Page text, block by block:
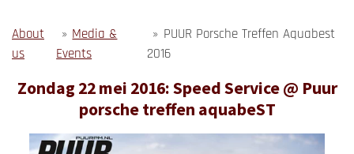
About
us
» Media &
Events
» PUUR Porsche Treffen Aquabest
2016
Zondag 22 mei 2016: Speed Service @ Puur
porsche treffen aquabeST